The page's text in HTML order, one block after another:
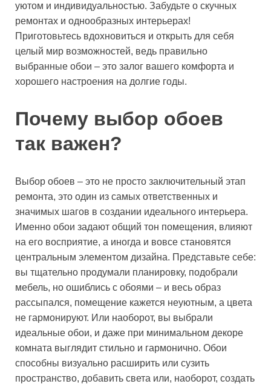
уютом и индивидуальностью. Забудьте о скучных
ремонтах и однообразных интерьерах!
Приготовьтесь вдохновиться и открыть для себя
целый мир возможностей, ведь правильно
выбранные обои – это залог вашего комфорта и
хорошего настроения на долгие годы.
Почему выбор обоев
так важен?
Выбор обоев – это не просто заключительный этап
ремонта, это один из самых ответственных и
значимых шагов в создании идеального интерьера.
Именно обои задают общий тон помещения, влияют
на его восприятие, а иногда и вовсе становятся
центральным элементом дизайна. Представьте себе:
вы тщательно продумали планировку, подобрали
мебель, но ошиблись с обоями – и весь образ
рассыпался, помещение кажется неуютным, а цвета
не гармонируют. Или наоборот, вы выбрали
идеальные обои, и даже при минимальном декоре
комната выглядит стильно и гармонично. Обои
способны визуально расширить или сузить
пространство, добавить света или, наоборот, создать